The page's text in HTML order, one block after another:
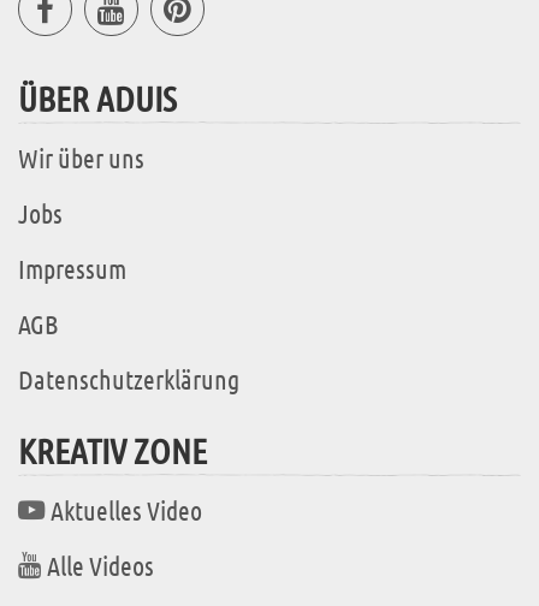
ÜBER ADUIS
Wir über uns
Jobs
Impressum
AGB
Datenschutzerklärung
KREATIV ZONE
Aktuelles Video
Alle Videos